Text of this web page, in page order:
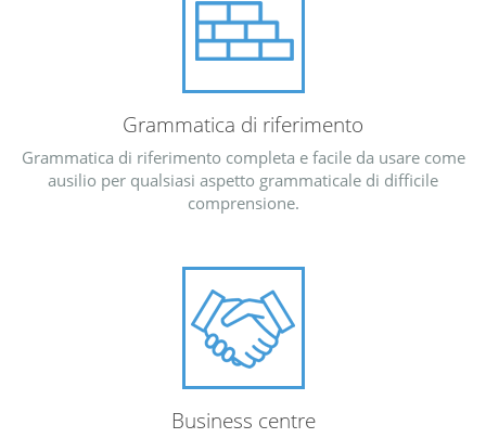
Grammatica di riferimento
Grammatica di riferimento completa e facile da usare come
ausilio per qualsiasi aspetto grammaticale di difficile
comprensione.
Business centre